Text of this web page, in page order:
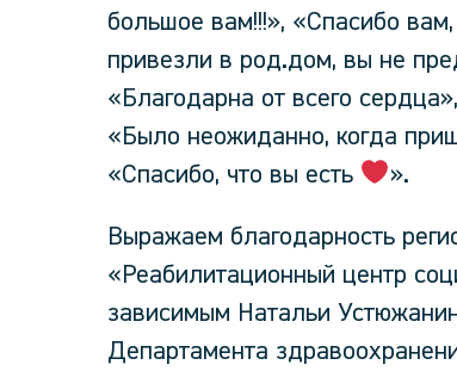
большое вам!!!», «Спасибо
привезли в род.дом, вы не
«Благодарна от всего
«Было неожиданно, когда
«Спасибо, что вы есть
».
Выражаем благодарность
«Реабилитационный центр
зависимым Натальи
Департамента